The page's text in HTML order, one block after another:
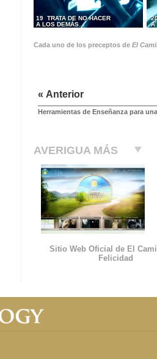
19 TRATA DE NO HACER
A LOS DEMÁS…
A
Cada uno de los preceptos de El
« Anterior
Herramientas de Enseñanza para
AVERIGUA MÁS
Sitio Web Oficial de El
Felicidad